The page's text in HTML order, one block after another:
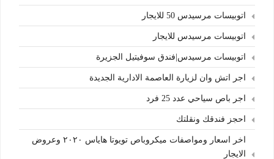
اتوبيسات مرسيدس 50 للايجار
اتوبيسات مرسيدس للايجار
اتوبيسات مرسيدس|فندق سوفيتيل الجزيرة
اجر اتش وان لزيارة العاصمة الادارية الجديدة
اجر باص سياحي عدد 25 فرد
احجز فندقك ونقلتك
اخر اسعار ومواصفات ميكروباص تويوتا هاياس ٢٠٢٠ وعروض
الايجار